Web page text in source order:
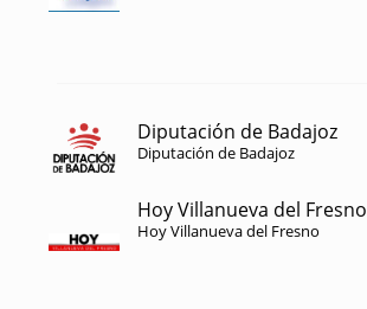
Diputación de Badajoz
Diputación de Badajoz
Hoy Villanueva del Fresno
Hoy Villanueva del Fresno